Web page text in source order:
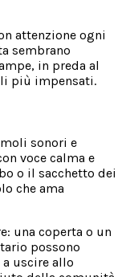
attenzione ogni
sembrano
in preda al
più impensati.
sonori e
voce calma e
o il sacchetto dei
che ama
una coperta o un
possono
uscire allo